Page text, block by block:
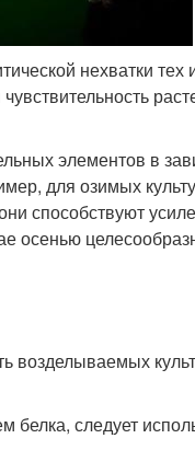
нехватки
элементов в
для озимых
способствуют
осенью
возделываемых
следует